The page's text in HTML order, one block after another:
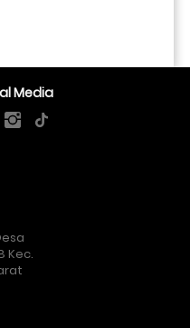
Media
Kec.